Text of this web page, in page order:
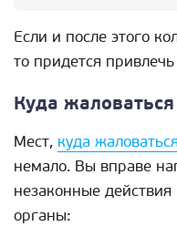
Если и после этого
то придется
Куда жаловаться
Мест, куда
немало. Вы вправе
незаконные
органы: